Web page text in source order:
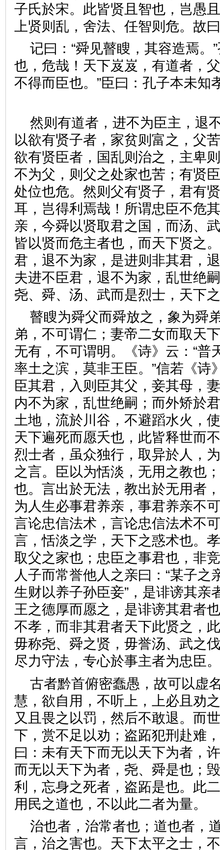
子氏於宋。此皆贤且智也，岂愚
上贤则乱，舍法、任智则危。故
记曰：“舜见瞽瞍，其容造焉。
也，危哉！天下岌岌，有道者，
不得而臣也。”臣曰：孔子本未
然则有道者，进不为臣主，退
以欲有贤子者，家贫则富之，父
欲有贤臣者，国乱则治之，主卑
不为父，则父之处家也苦；有贤
处位也危。然则父有贤子，君有
耳，岂得利焉哉！所谓忠臣不危
亲，今舜以贤取君之国，而汤、
皆以贤而危主者也，而天下贤之
君，退不为家，是进则非其君，
夫进不臣君，退不为家，乱世绝
尧、舜、汤、武而是烈士，天
瞽瞍为舜父而舜放之，象为舜
弟，不可谓仁；妻帝二女而取天
无有，不可谓明。《诗》云：“普
率土之滨，莫非王臣。”信若《诗
臣其君，入则臣其父，妾其母，
内不为家，乱世绝嗣；而外矫於
土地，流於川谷，不避蹈水火，
天下遍死而愿夭也，此皆释世而
烈士者，虽众独行，取异於人，
之言。臣以为恬淡，无用之教也
也。言出於无法，教出於无用者
为人生必事君养亲，事君养亲不
言论忠信法术，言论忠信法术不
言，恬淡之学，天下之惑术也。
取父之家也；忠臣之事君也，非
人子而常誉他人之亲曰：“某子之
生财以养子孙臣妾”，是诽谤其亲
王之德厚而愿之，是诽谤其君者
不孝，而非其君者天下此贤之，
毋称尧、舜之贤，毋誉汤、武之
尽力守法，专心於事主者为
古者黔首俯密蠢愚，故可以虚
慧，欲自用，不听上，上必且劝
又且畏之以罚，然后不敢退。而
下，赏不足以劝；盗跖犯刑赴难
曰：未有天下而无以天下为者，
而无以天下为者，尧、舜是也；
利，忘身之死者，盗跖是也。此
用民之道也，不以此二者为
治也者，治常者也；道也者，
言，治之害也。天下太平之士，